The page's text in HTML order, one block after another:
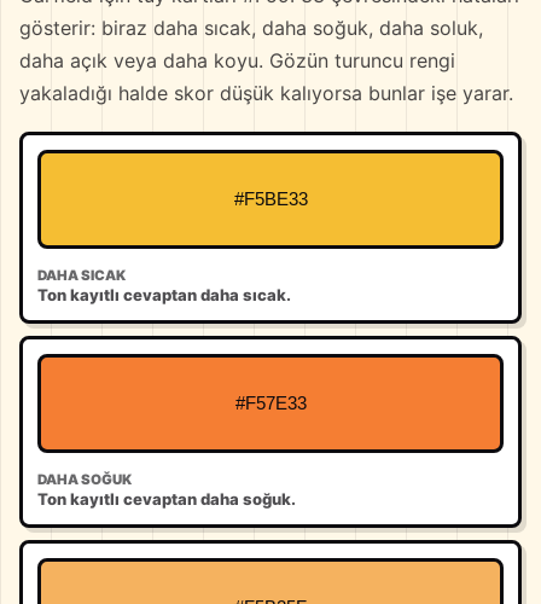
gösterir: biraz daha sıcak, daha soğuk, daha soluk,
daha açık veya daha koyu. Gözün turuncu rengi
yakaladığı halde skor düşük kalıyorsa bunlar işe yarar.
#F5BE33
DAHA SICAK
Ton kayıtlı cevaptan daha sıcak.
#F57E33
DAHA SOĞUK
Ton kayıtlı cevaptan daha soğuk.